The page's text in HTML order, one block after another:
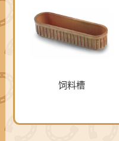
饲料槽